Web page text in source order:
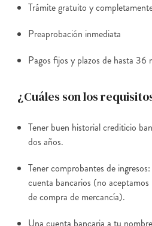
Trámite gratuito y
Preaprobación inmediata
Pagos fijos y plazos de hasta 36
¿Cuáles son los
Tener buen historial crediticio
dos años.
Tener comprobantes de
cuenta bancarios (no
de compra de mercancía).